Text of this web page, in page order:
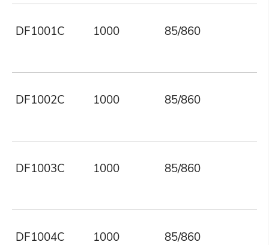
DF1001C 1000 85/860
DF1002C 1000 85/860
DF1003C 1000 85/860
DF1004C 1000 85/860